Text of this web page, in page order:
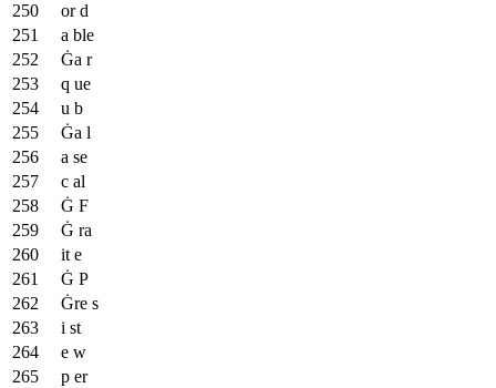
or d
a ble
Ġa r
q ue
u b
Ġa l
a se
c al
Ġ F
Ġ ra
it e
Ġ P
Ġre s
i st
e w
p er